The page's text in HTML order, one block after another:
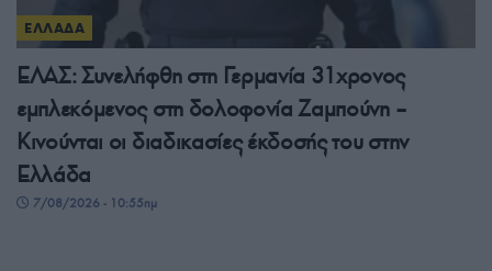
ΕΛΛΑΔΑ
ΕΛΑΣ: Συνελήφθη στη Γερμανία 31χρονος
εμπλεκόμενος στη δολοφονία Ζαμπούνη –
Κινούνται οι διαδικασίες έκδοσής του στην
Ελλάδα
7/08/2026 - 10:55πμ